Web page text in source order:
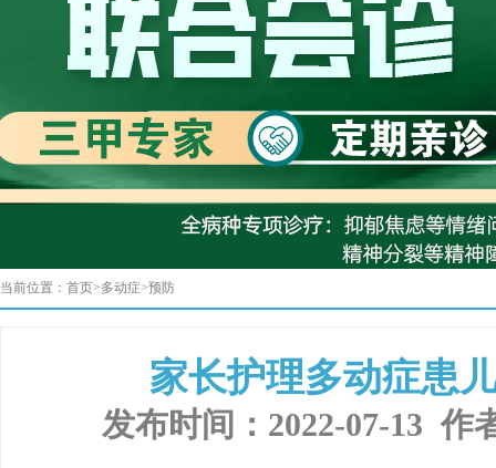
当前位置： 首页>多动症>预防
家长护理多动症患
发布时间：2022-07-13 作